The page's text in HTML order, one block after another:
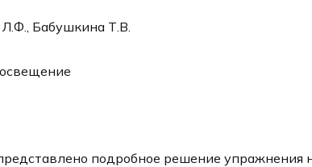
Бабушкина Т.В.
подробное решение упражнения